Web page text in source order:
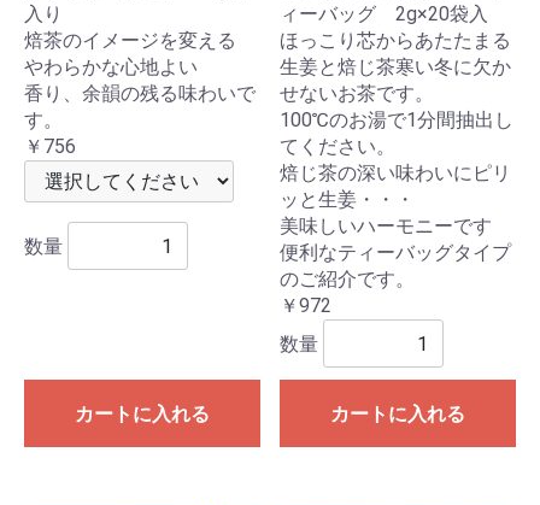
入り
焙茶のイメージを変える
やわらかな心地よい
香り、余韻の残る味わいで
す。
￥756
数量
カートに入れる
ィーバッグ 2g×20袋入
ほっこり芯からあたたまる
生姜と焙じ茶寒い冬に欠か
せないお茶です。
100℃のお湯で1分間抽出し
てください。
焙じ茶の深い味わいにピリ
ッと生姜・・・
美味しいハーモニーです
便利なティーバッグタイプ
のご紹介です。
￥972
数量
カートに入れる